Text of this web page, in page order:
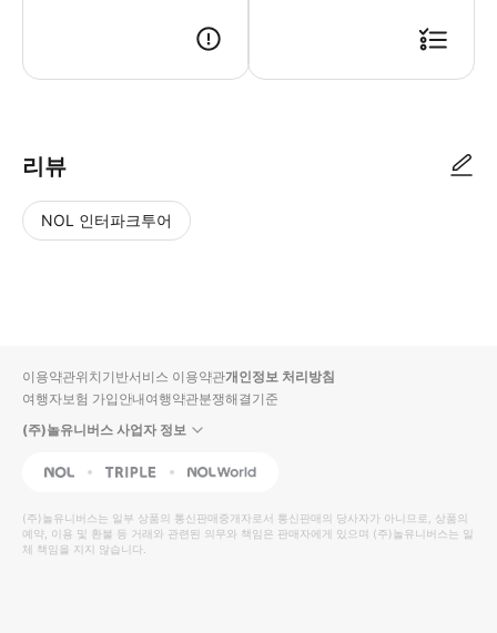
리뷰
NOL 인터파크투어
입니
다.
높
은
순
동
영
상
순
상
이용약관위치기반서비스 이용약관개인정보 처리방침
여행자보험 가입안내여행약관분쟁해결기준
(주)놀유니버스 사업자 정보
NOL Triple Interpark Global
(주)놀유니버스는 일부 상품의 통신판매중개자로서 통신판매의 당사자가 아니므로, 상품의
예약, 이용 및 환불 등 거래와 관련된 의무와 책임은 판매자에게 있으며 (주)놀유니버스는 일
체 책임을 지지 않습니다.